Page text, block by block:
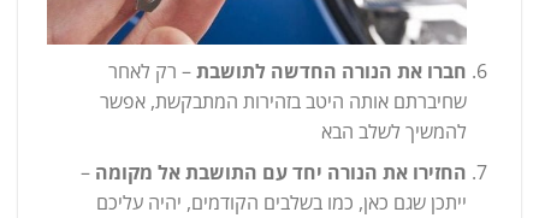
חברו את הנורה החדשה לתושבת– רק לאחר
שחיברתם אותה היטב בזהירות המתבקשת, אפשר
להמשיך לשלב הבא
החזירו את הנורה יחד עם התושבת אל מקומה –
ייתכן שגם כאן, כמו בשלבים הקודמים, יהיה עליכם